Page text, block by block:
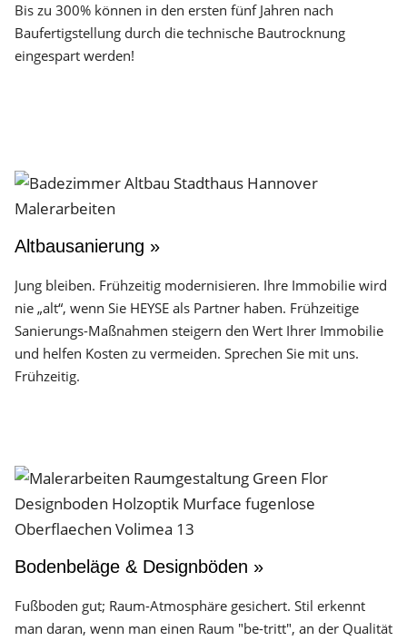
Bis zu 300% können in den ersten fünf Jahren nach
Baufertigstellung durch die technische Bautrocknung
eingespart werden!
Altbausanierung »
Jung bleiben. Frühzeitig modernisieren. Ihre Immobilie wird
nie „alt“, wenn Sie HEYSE als Partner haben. Frühzeitige
Sanierungs-Maßnahmen steigern den Wert Ihrer Immobilie
und helfen Kosten zu vermeiden. Sprechen Sie mit uns.
Frühzeitig.
Bodenbeläge & Designböden »
Fußboden gut; Raum-Atmosphäre gesichert. Stil erkennt
man daran, wenn man einen Raum "be-tritt", an der Qualität